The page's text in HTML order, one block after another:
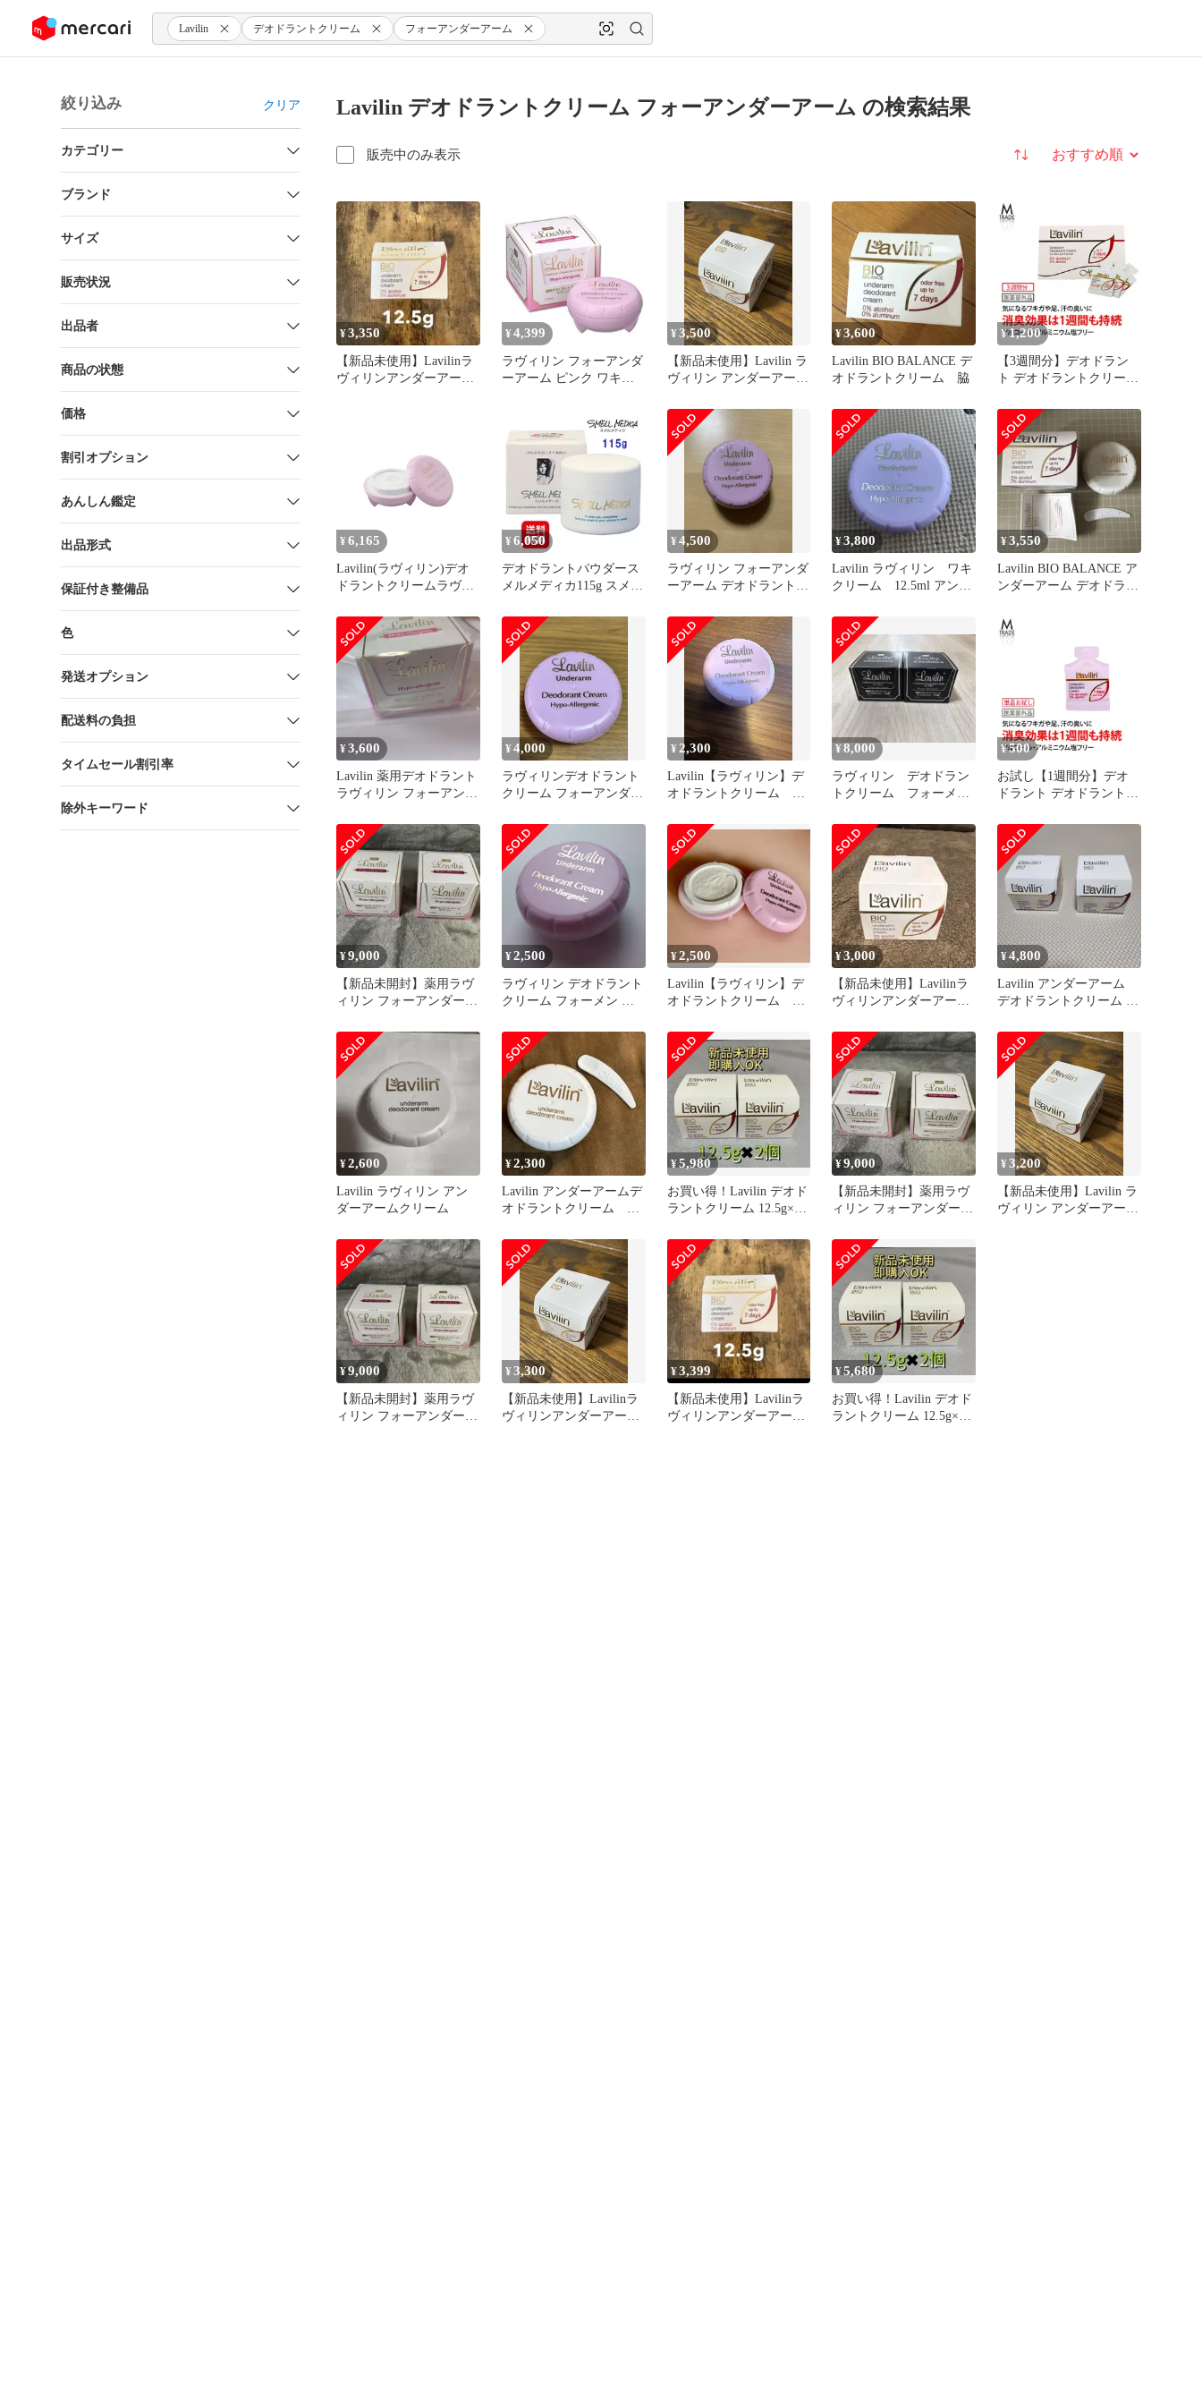
ツにスキップ Lavilin デオドラントクリーム フォーアンダーアーム
絞り込み クリア
カテゴリー
ブランド
サイズ
販売状況
出品者
商品の状態
価格
割引オプション
あんしん鑑定
出品形式
保証付き整備品
色
発送オプション
配送料の負担
タイムセール割引率
除外キーワード
Lavilin デオドラントクリーム フォーアンダーアーム の検索結果
販売中のみ表示 並び替え
¥3,350
【新品未使用】Lavilinラ
ヴィリンアンダーアー
¥ 4,399
ラヴィリン フォーアンダ
ーアーム ピンク ワキ用
ビリン 脇 わきの下 わき
汗 臭い 定番の薬用消臭
クリーム
¥3,500
【新品未使用】Lavilin ラ
ヴィリン アンダーアーム
¥3,600
Lavilin BIO BALANCE デ
オドラントクリーム 脇
¥1,200
【3週間分】デオドラン
ト デオドラントクリーム
ン ワキクリーム ワキの
臭い 足のニオイ 体臭
¥ 6,165
Lavilin(ラヴィリン)デオ
ドラントクリームラヴィ
ム 12.5g
¥ 6,050
デオドラントパウダース
メルメディカ115g スメル
ム わきが対策 除菌 直塗
りタイプ！パフ付きで、
簡単に塗布できる！外出
時の携帯にも便利！ mam
¥4,500
ラヴィリン フォーアンダ
ーアーム デオドラントク
¥3,800
Lavilin ラヴィリン ワキ
クリーム 12.5ml アンダ
¥3,550
Lavilin BIO BALANCE ア
ンダーアーム デオドラン
¥3,600
Lavilin 薬用デオドラント
ラヴィリン フォーアンダ
¥4,000
ラヴィリンデオドラント
クリーム フォーアンダー
¥ 2,300
Lavilin【ラヴィリン】デ
オドラントクリーム フ
¥8,000
ラヴィリン デオドラン
トクリーム フォーメ
個セット
¥500
お試し【1週間分】デオ
ドラント デオドラントク
ラヴィリン ワキクリーム
ワキの臭い 足のニオイ
体臭
¥9,000
【新品未開封】薬用ラヴ
ィリン フォーアンダーア
①
¥2,500
ラヴィリン デオドラント
クリーム フォーメン ア
¥2,500
Lavilin【ラヴィリン】デ
オドラントクリーム フ
¥3,000
【新品未使用】Lavilinラ
ヴィリンアンダーアー
クリーム
¥4,800
Lavilin アンダーアーム
デオドラントクリーム 2
¥2,600
Lavilin ラヴィリン アン
ダーアームクリーム
¥2,300
Lavilin アンダーアームデ
オドラントクリーム ラ
¥5,980
お買い得！Lavilin デオド
ラントクリーム 12.5g×2
¥9,000
【新品未開封】薬用ラヴ
ィリン フォーアンダーア
12.5g③
¥3,200
【新品未使用】Lavilin ラ
ヴィリン アンダーアーム
¥9,000
【新品未開封】薬用ラヴ
ィリン フォーアンダーア
¥3,300
【新品未使用】Lavilinラ
ヴィリンアンダーアー
¥3,399
【新品未使用】Lavilinラ
ヴィリンアンダーアー
¥5,680
お買い得！Lavilin デオド
ラントクリーム 12.5g×2